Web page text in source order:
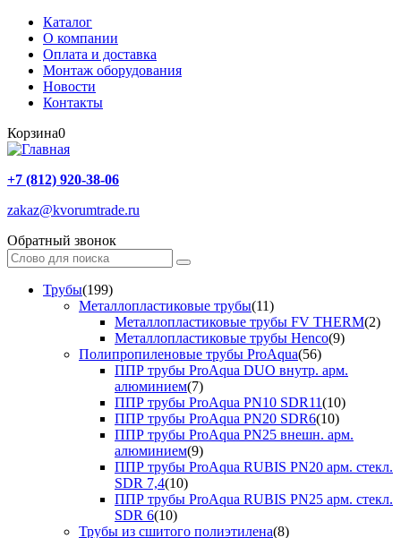
Каталог
О компании
Оплата и доставка
Монтаж оборудования
Новости
Контакты
Корзина0
+7 (812) 920-38-06
zakaz@kvorumtrade.ru
Обратный звонок
Трубы(199)
Металлопластиковые трубы(11)
Металлопластиковые трубы FV THERM(2)
Металлопластиковые трубы Henco(9)
Полипропиленовые трубы ProAqua(56)
ППР трубы ProAqua DUO внутр. арм.
алюминием(7)
ППР трубы ProAqua PN10 SDR11(10)
ППР трубы ProAqua PN20 SDR6(10)
ППР трубы ProAqua PN25 внешн. арм.
алюминием(9)
ППР трубы ProAqua RUBIS PN20 арм. стекл.
SDR 7,4(10)
ППР трубы ProAqua RUBIS PN25 арм. стекл.
SDR 6(10)
Трубы из сшитого полиэтилена(8)